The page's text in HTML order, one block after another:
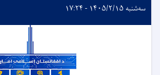
سه‌شنبه ۱۴۰۵/۲/۱۵ - ۱۷:۲۴